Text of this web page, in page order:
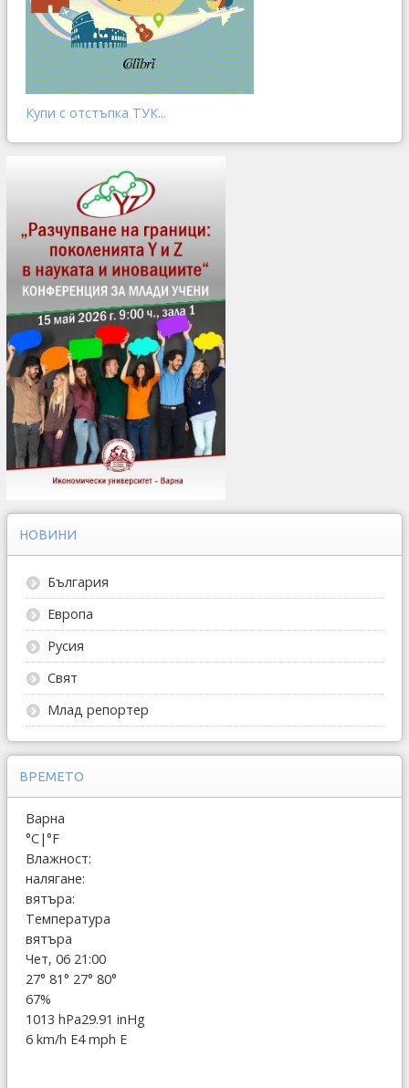
Купи с отстъпка ТУК...
НОВИНИ
България
Европа
Русия
Свят
Млад репортер
ВРЕМЕТО
Варна
°C|°F
Влажност:
налягане:
вятъра:
Температура
вятъра
Чет, 06 21:00
27° 81° 27° 80°
67%
1013 hPa29.91 inHg
6 km/h E4 mph E